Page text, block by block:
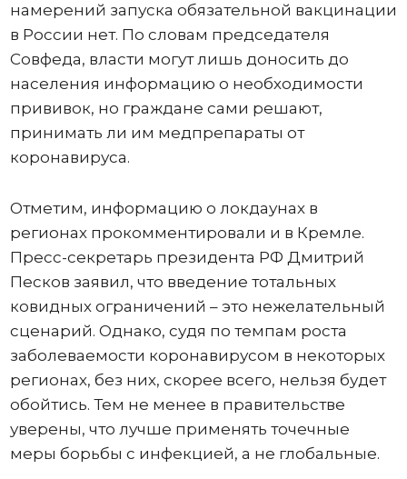
намерений запуска обязательной вакцинации
в России нет. По словам председателя
Совфеда, власти могут лишь доносить до
населения информацию о необходимости
прививок, но граждане сами решают,
принимать ли им медпрепараты от
коронавируса.
Отметим, информацию о локдаунах в
регионах прокомментировали и в Кремле.
Пресс-секретарь президента РФ Дмитрий
Песков заявил, что введение тотальных
ковидных ограничений – это нежелательный
сценарий. Однако, судя по темпам роста
заболеваемости коронавирусом в некоторых
регионах, без них, скорее всего, нельзя будет
обойтись. Тем не менее в правительстве
уверены, что лучше применять точечные
меры борьбы с инфекцией, а не глобальные.